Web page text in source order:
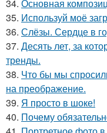
34. Основная
35. Используй моё
36. Слёзы. Сердце в
37. Десять лет, за
тренды.
38. Что бы мы
на преображение.
39. Я просто в шоке!
40. Почему